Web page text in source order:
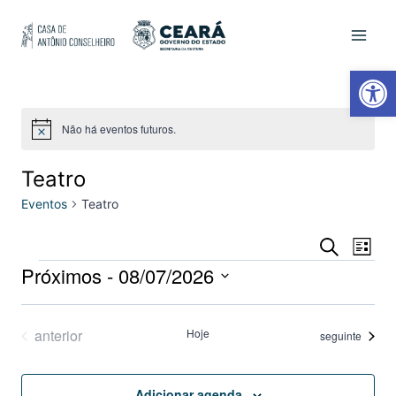
Notice Não há eventos futuros.
Teatro
Eventos Teatro
Procurar
eventos
Lista
Próximos - 08/07/2026
Selecione
Eventos
anterior Hoje Eventos
seguinte